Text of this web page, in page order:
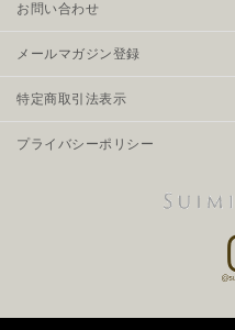
お問い合わせ
メールマガジン登録
特定商取引法表示
プライバシーポリシー